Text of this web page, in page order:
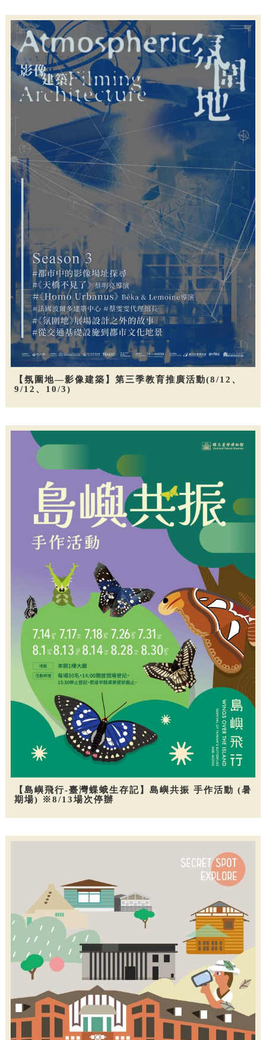
【氛圍地—影像建築】第三季教育推廣活動(8/12、
9/12、10/3)
【島嶼飛行-臺灣蝶蛾生存記】島嶼共振 手作活動 (暑
期場) ※8/13場次停辦